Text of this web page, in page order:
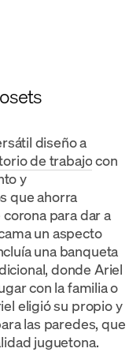
diseño a
de trabajocon
y
que ahorra
para dar a
un aspecto
una banqueta
donde Ariel
con la familia o
eligió su propio y
las paredes, que
juguetona.